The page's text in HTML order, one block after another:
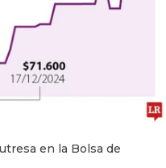
en la Bolsa de